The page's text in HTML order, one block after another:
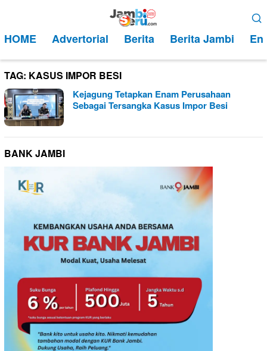
kontenMobile
HOME Advertorial Berita Berita Jambi
TAG: KASUS IMPOR BESI
Kejagung Tetapkan Enam Perusahaan
Sebagai Tersangka Kasus Impor Besi
BANK JAMBI